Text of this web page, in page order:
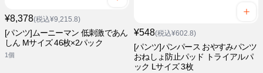
¥8,378(税込¥9,215.8)
[パンツ]ムーニーマン 低刺激であん
しん Mサイズ 46枚×2パック
1個
¥548(税込¥602.8)
[パンツ]パンパース おやすみパンツ
おねしょ防止パッド トライアルパ
ック Lサイズ 3枚